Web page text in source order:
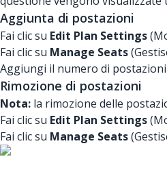
Aggiunta di postazioni
Fai clic su Edit Plan Settings
Fai clic su Manage Seats
Aggiungi il numero di
Rimozione di postazioni
Nota: la rimozione delle
Fai clic su Edit Plan Settings
Fai clic su Manage Seats